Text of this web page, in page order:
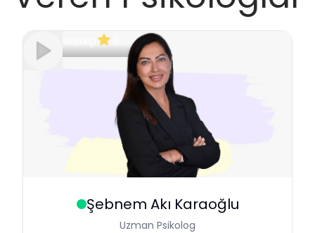
Şebnem Akı Karaoğlu
Uzman Psikolog